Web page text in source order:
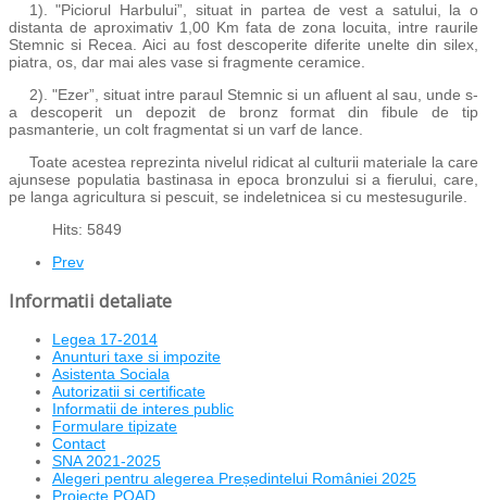
1). "Piciorul Harbului”, situat in partea de vest a satului, la o
distanta de aproximativ 1,00 Km fata de zona locuita, intre raurile
Stemnic si Recea. Aici au fost descoperite diferite unelte din silex,
piatra, os, dar mai ales vase si fragmente ceramice.
2). "Ezer”, situat intre paraul Stemnic si un afluent al sau, unde s-
a descoperit un depozit de bronz format din fibule de tip
pasmanterie, un colt fragmentat si un varf de lance.
Toate acestea reprezinta nivelul ridicat al culturii materiale la care
ajunsese populatia bastinasa in epoca bronzului si a fierului, care,
pe langa agricultura si pescuit, se indeletnicea si cu mestesugurile.
Hits: 5849
Prev
Informatii detaliate
Legea 17-2014
Anunturi taxe si impozite
Asistenta Sociala
Autorizatii si certificate
Informatii de interes public
Formulare tipizate
Contact
SNA 2021-2025
Alegeri pentru alegerea Președintelui României 2025
Proiecte POAD